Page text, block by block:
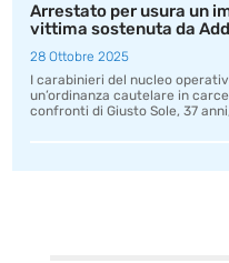
Arrestato per usura un
vittima sostenuta da
28 Ottobre 2025
I carabinieri del nucleo
un’ordinanza cautelare in
confronti di Giusto Sole, 37